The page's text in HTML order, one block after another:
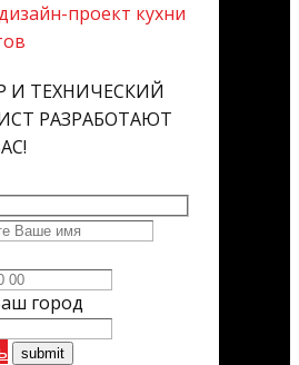
проект кухни
И ТЕХНИЧЕСКИЙ
РАЗРАБОТАЮТ
город